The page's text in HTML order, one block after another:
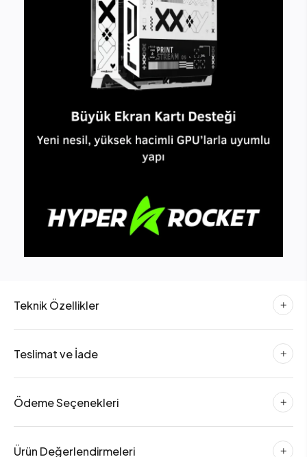
Teknik Özellikler
Teslimat ve İade
Ödeme Seçenekleri
Ürün Değerlendirmeleri